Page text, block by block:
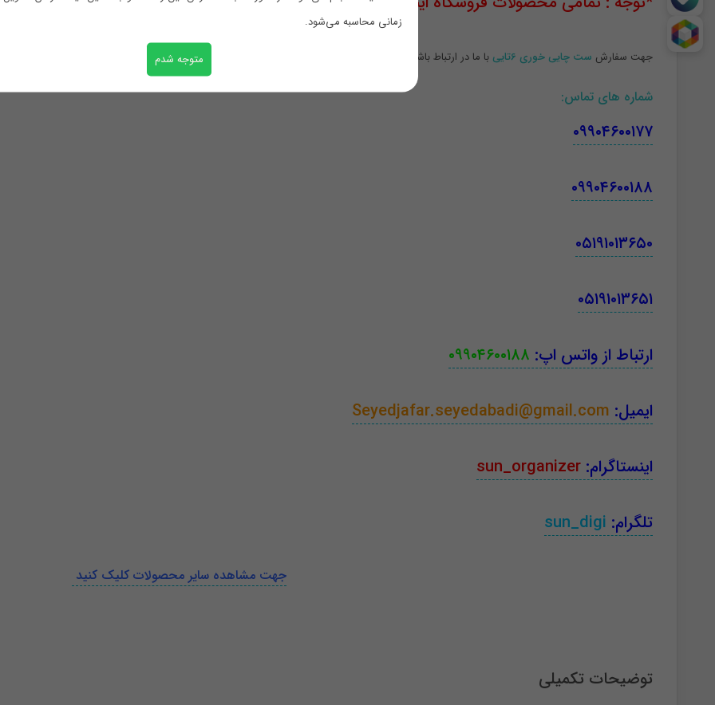
زمانی محاسبه می‌شود.
متوجه شدم جهت سفارش ست چایی خوری 6تایی با ما در ارتباط باشید.
شماره های تماس:
۰۹۹۰۴۶۰۰۱۷۷
۰۹۹۰۴۶۰۰۱۸۸
۰۵۱۹۱۰۱۳۶۵۰
۰۵۱۹۱۰۱۳۶۵۱
ارتباط از واتس اپ: ۰۹۹۰۴۶۰۰۱۸۸
ایمیل:
اینستاگرام: sun_organizer
تلگرام:
جهت مشاهده سایر محصولات کلیک کنید
توضیحات تکمیلی